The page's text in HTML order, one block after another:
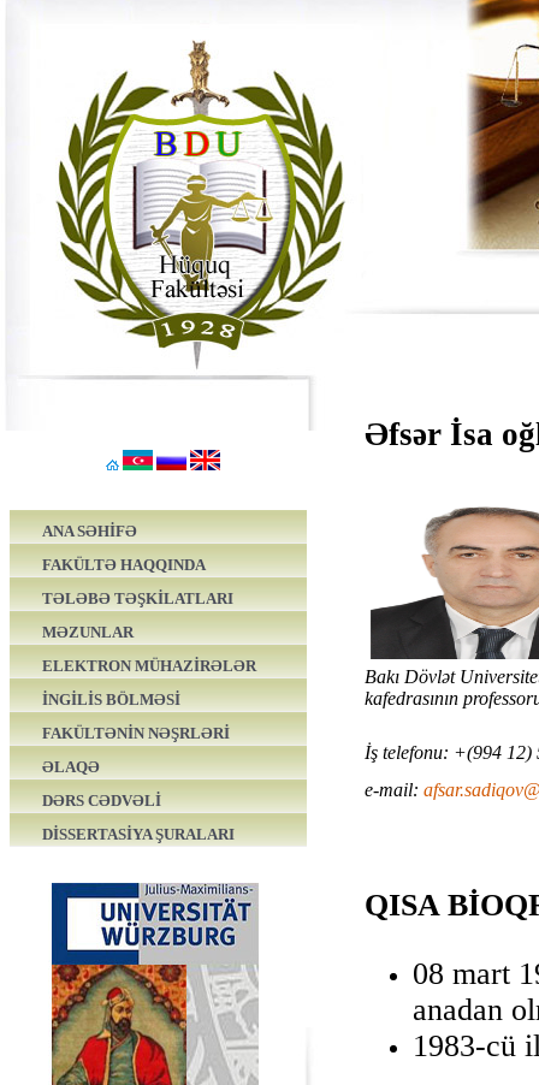
ANA SƏHİFƏ
FAKÜLTƏ HAQQINDA
TƏLƏBƏ TƏŞKİLATLARI
MƏZUNLAR
ELEKTRON MÜHAZİRƏLƏR
İNGİLİS BÖLMƏSİ
FAKÜLTƏNİN NƏŞRLƏRİ
ƏLAQƏ
DƏRS CƏDVƏLİ
DİSSERTASİYA ŞURALARI
Əfsər İsa
Bakı Dövlət
kafedrasının
İş telefonu: +(994
e-mail:
QISA
08 mart
anadan
1983-cü